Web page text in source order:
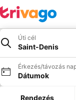
Úti cél
Saint-Denis
Érkezés/távozás
Dátumok
Rendezés